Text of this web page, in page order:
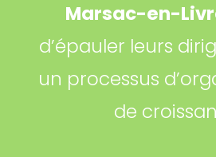
Marsac-en-
d’épauler leurs
un processus
de